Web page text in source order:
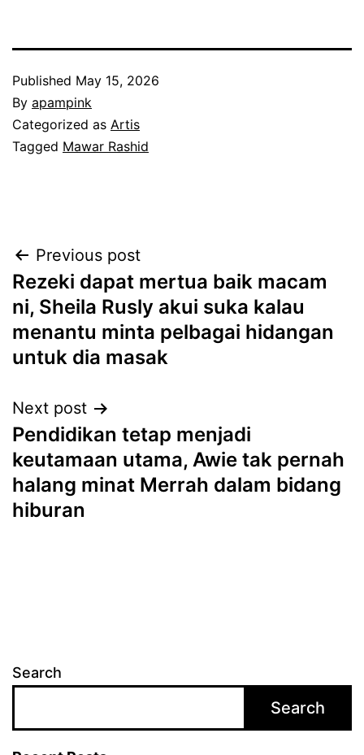
Published May 15, 2026
By apampink
Categorized as Artis
Tagged Mawar Rashid
Post
navigation
Previous post
Rezeki dapat mertua baik macam
ni, Sheila Rusly akui suka kalau
menantu minta pelbagai hidangan
untuk dia masak
Next post
Pendidikan tetap menjadi
keutamaan utama, Awie tak pernah
halang minat Merrah dalam bidang
hiburan
Search
Search